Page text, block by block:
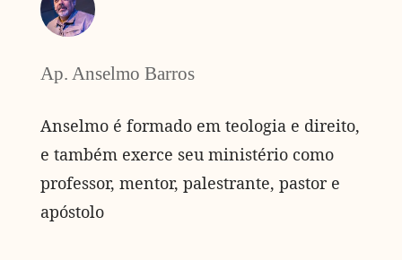
Ap. Anselmo Barros
Anselmo é formado em teologia e direito,
e também exerce seu ministério como
professor, mentor, palestrante, pastor e
apóstolo